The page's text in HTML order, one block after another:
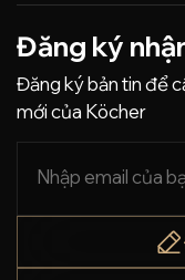
Đăng ký
Đăng ký bản tin để
mới của Köcher